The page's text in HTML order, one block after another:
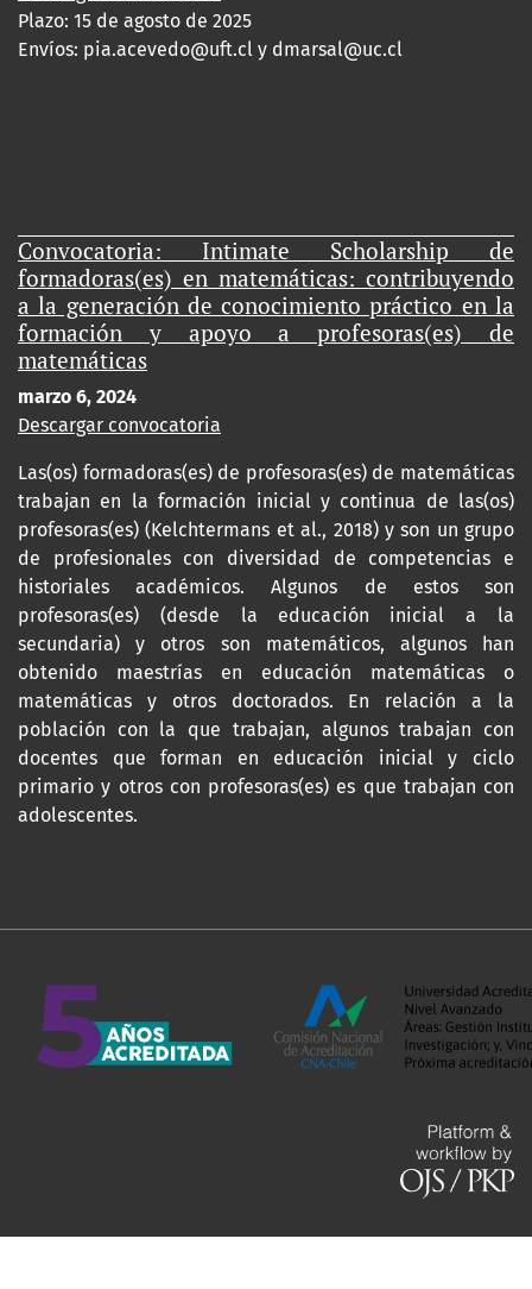
Plazo: 15 de agosto de 2025
Envíos: pia.acevedo@uft.cl y dmarsal@uc.cl
Convocatoria: Intimate Scholarship de
formadoras(es) en matemáticas: contribuyendo
a la generación de conocimiento práctico en la
formación y apoyo a profesoras(es) de
matemáticas
marzo 6, 2024
Descargar convocatoria
Las(os) formadoras(es) de profesoras(es) de matemáticas
trabajan en la formación inicial y continua de las(os)
profesoras(es) (Kelchtermans et al., 2018) y son un grupo
de profesionales con diversidad de competencias e
historiales académicos. Algunos de estos son
profesoras(es) (desde la educación inicial a la
secundaria) y otros son matemáticos, algunos han
obtenido maestrías en educación matemáticas o
matemáticas y otros doctorados. En relación a la
población con la que trabajan, algunos trabajan con
docentes que forman en educación inicial y ciclo
primario y otros con profesoras(es) es que trabajan con
adolescentes.